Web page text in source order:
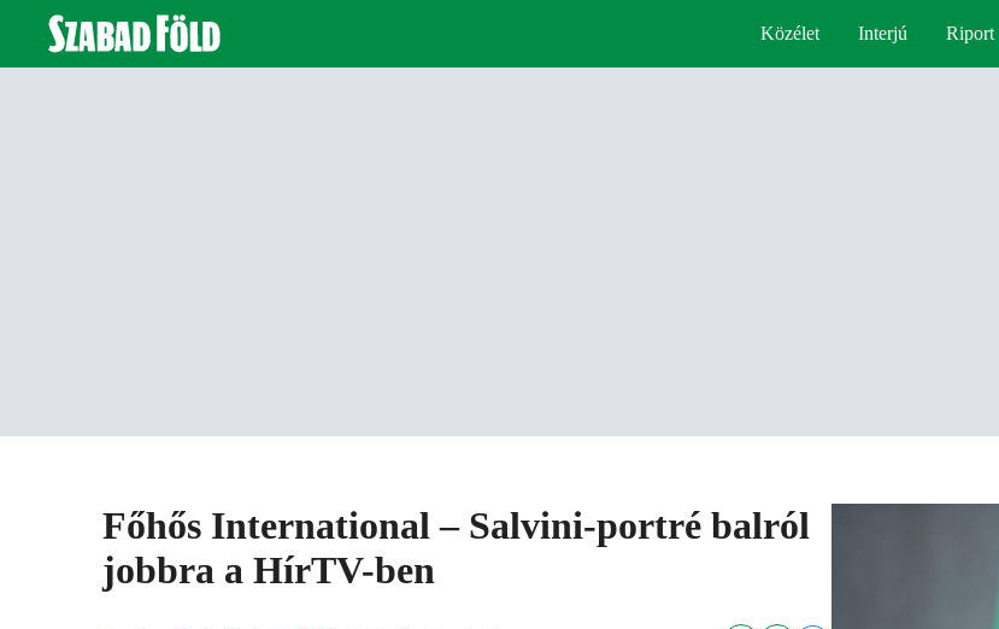
Közélet Interjú Riport
Főhős International – Salvini-portré balról
jobbra a HírTV-ben